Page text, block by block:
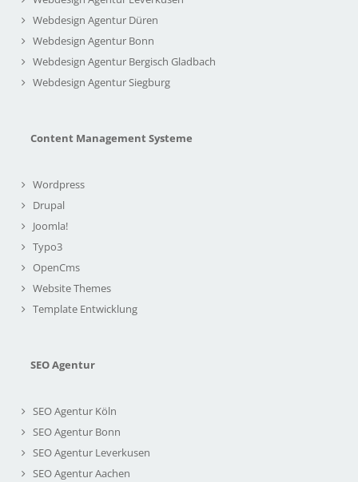
Webdesign Agentur Düren
Webdesign Agentur Bonn
Webdesign Agentur Bergisch Gladbach
Webdesign Agentur Siegburg
Content Management Systeme
Wordpress
Drupal
Joomla!
Typo3
OpenCms
Website Themes
Template Entwicklung
SEO Agentur
SEO Agentur Köln
SEO Agentur Bonn
SEO Agentur Leverkusen
SEO Agentur Aachen